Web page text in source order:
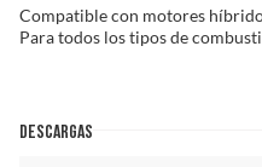
Compatible con motores
Para todos los tipos de
DESCARGAS